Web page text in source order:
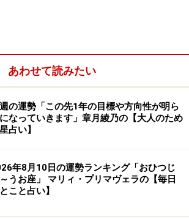
入サイト】
で占い関連の商品をチェック！
で占い関連の商品をチェック！
あわせて読みたい
の運勢「この先1年の目標や方向性が明ら
なっていきます」章月綾乃の【大人のため
占い】
年8月10日の運勢ランキング「おひつじ
うお座」 マリィ・プリマヴェラの【毎日
こと占い】